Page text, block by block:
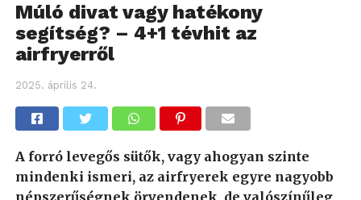
Múló divat vagy hatékony
segítség? – 4+1 tévhit az
airfryerről
2025. április 24.
A forró levegős sütők, vagy ahogyan szinte
mindenki ismeri, az airfryerek egyre nagyobb
népszerűségnek örvendenek, de valószínűleg